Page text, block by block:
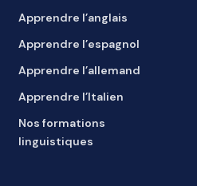
Apprendre l’anglais
Apprendre l’espagnol
Apprendre l’allemand
Apprendre l’Italien
Nos formations
linguistiques